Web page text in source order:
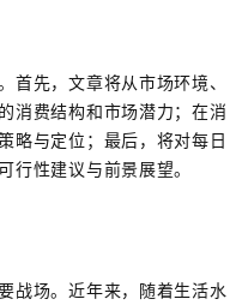
先，文章将从市场环境、
消费结构和市场潜力；在消
略与定位；最后，将对每日
性建议与前景展望。
战场。近年来，随着生活水